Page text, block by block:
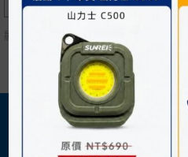
顯示單一結果
關於我們